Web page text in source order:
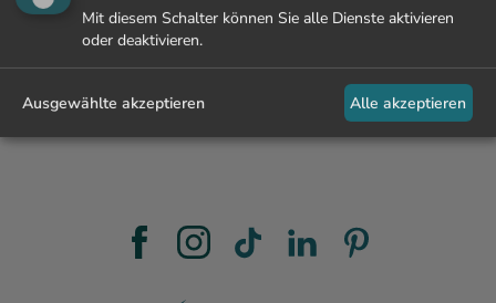
ALLE ANGEBOTE
Mit diesem Schalter können Sie alle Dienste aktivieren
oder deaktivieren.
Ausgewählte akzeptieren Alle akzeptieren